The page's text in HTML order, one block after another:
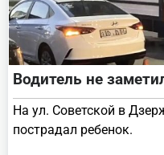
Водитель не
На ул. Советской в
пострадал ребенок.